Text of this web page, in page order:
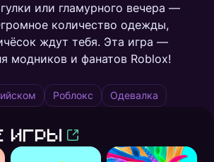
или гламурного вечера —
количество одежды,
ждут тебя. Эта игра —
модников и фанатов Roblox!
Роблокс Одевалка
игры